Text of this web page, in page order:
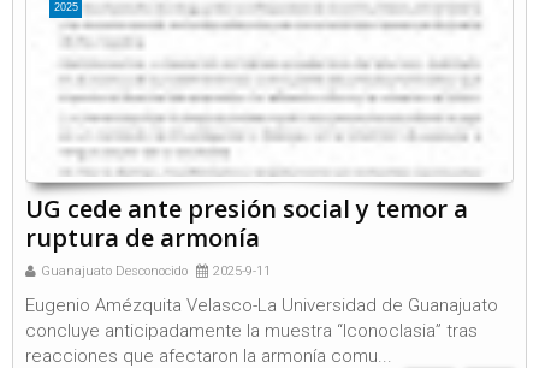
2025
UG cede ante presión social y temor a
ruptura de armonía
Guanajuato Desconocido 2025-9-11
Eugenio Amézquita Velasco-La Universidad de Guanajuato
concluye anticipadamente la muestra “Iconoclasia” tras
reacciones que afectaron la armonía comu...